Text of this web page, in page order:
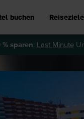
buchen Reiseziele
sparen: Last Minute